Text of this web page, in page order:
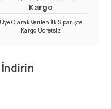
Kargo
Üye Olarak Verilen İlk Siparişte
Kargo Ücretsiz
İndirin